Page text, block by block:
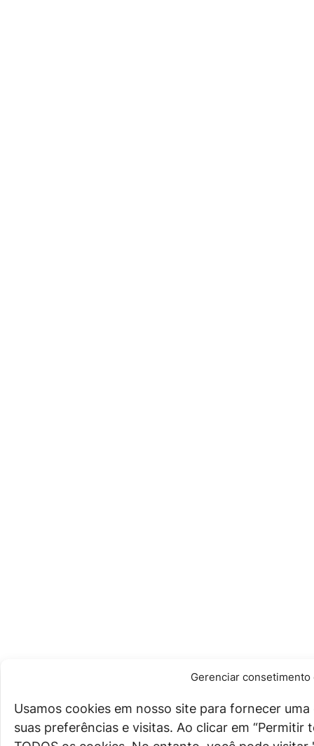
Gerenciar consetimento
Usamos cookies em nosso site para fornecer
suas preferências e visitas. Ao clicar em “Permitir